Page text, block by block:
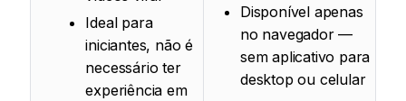
Ideal para
iniciantes, não é
necessário ter
experiência em
Disponível apenas
no navegador —
sem aplicativo para
desktop ou celular